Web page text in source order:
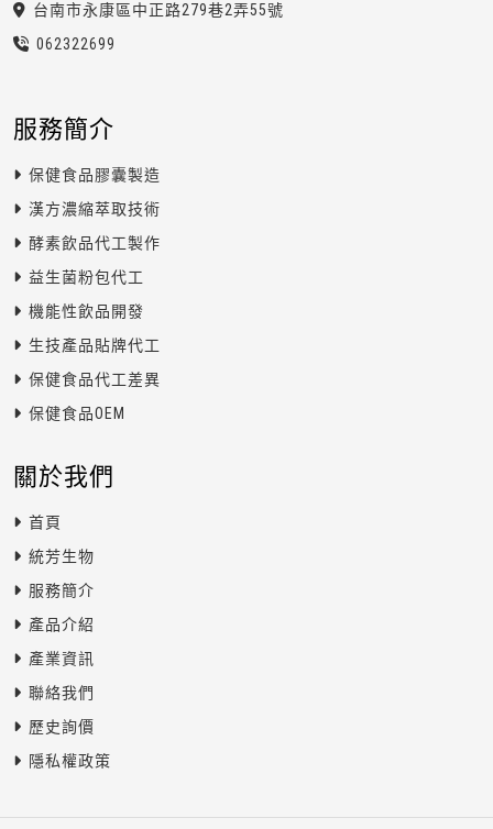
關於我們
首頁
統芳生物
服務簡介
產品介紹
產業資訊
聯絡我們
歷史詢價
隱私權政策
服務簡介
保健食品膠囊製造
漢方濃縮萃取技術
酵素飲品代工製作
益生菌粉包代工
機能性飲品開發
生技產品貼牌代工
保健食品代工差異
保健食品OEM
台南市永康區中正路279巷2弄55號
062322699